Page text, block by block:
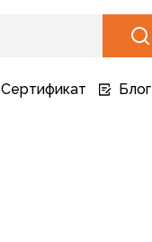
Сертификат Блог